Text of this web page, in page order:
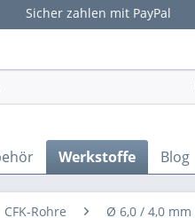
Sicher zahlen mit PayPal
Werkstoffe Blog
CFK-Rohre Ø 6,0 / 4,0 mm